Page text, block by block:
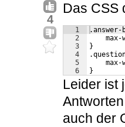
4
Das CSS
1
2
3
4
5
6
.answer-
max-
}
max-
}
Leider ist
auch der